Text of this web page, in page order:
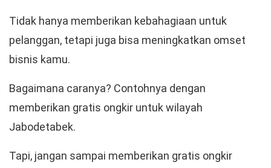
Tidak hanya memberikan kebahagiaan untuk
pelanggan, tetapi juga bisa meningkatkan omset
bisnis kamu.
Bagaimana caranya? Contohnya dengan
memberikan gratis ongkir untuk wilayah
Jabodetabek.
Tapi, jangan sampai memberikan gratis ongkir